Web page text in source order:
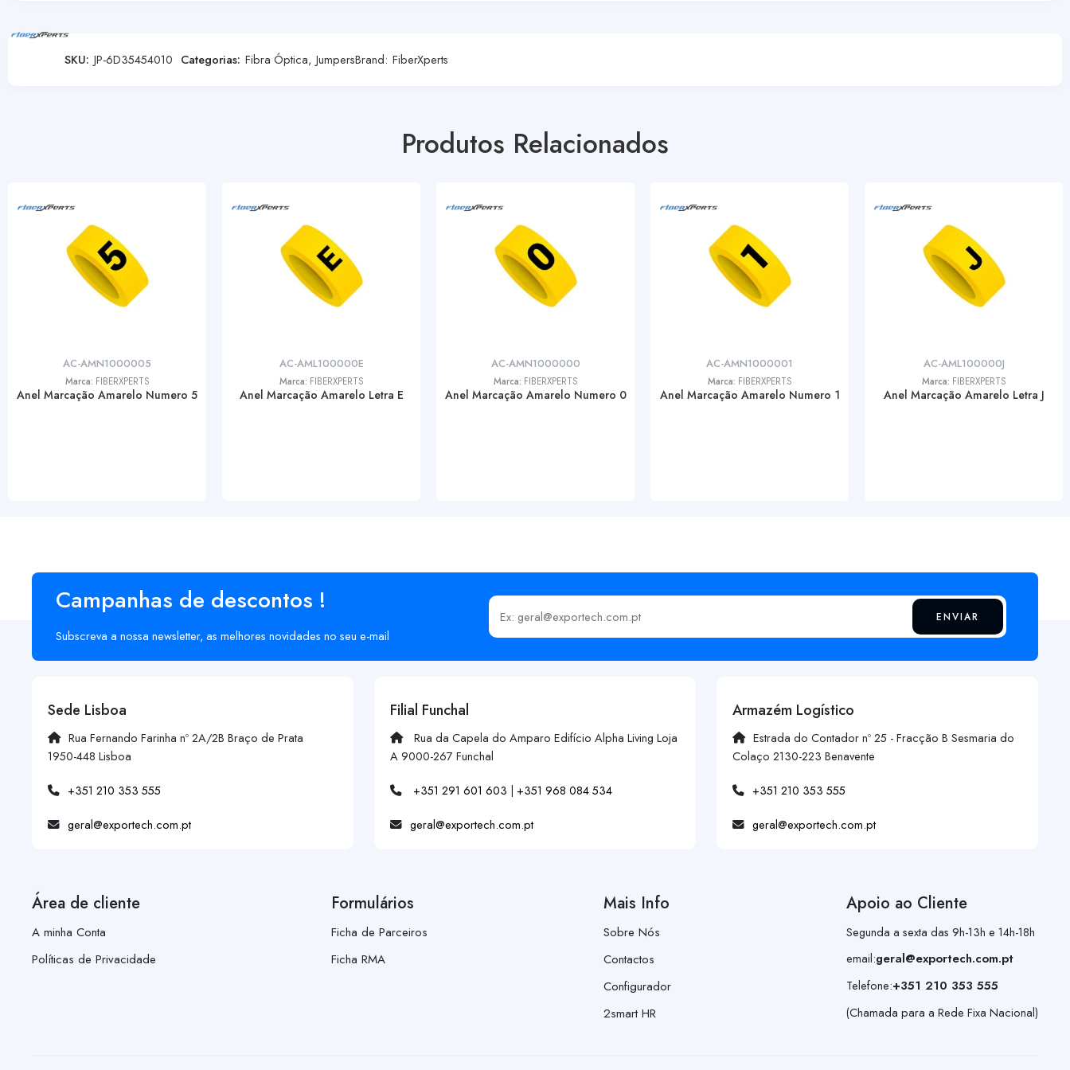
SKU: JP-6D35454010 Categorias: Fibra Óptica, JumpersBrand: FiberXperts
Produtos Relacionados
AC-AMN1000005
Marca: FIBERXPERTS
Anel Marcação Amarelo Numero 5
AC-AML100000E
Marca: FIBERXPERTS
Anel Marcação Amarelo Letra E
AC-AMN1000000
Marca: FIBERXPERTS
Anel Marcação Amarelo Numero 0
AC-AMN1000001
Marca: FIBERXPERTS
Anel Marcação Amarelo Numero 1
AC-AML100000J
Marca: FIBERXPERTS
Anel Marcação Amarelo Letra J
Campanhas de descontos !
Subscreva a nossa newsletter, as melhores novidades no seu e-mail
Insira o seu email ENVIAR
Sede Lisboa
Rua Fernando Farinha nº 2A/2B Braço de Prata
1950-448 Lisboa
+351 210 353 555
geral@exportech.com.pt
Filial Funchal
Rua da Capela do Amparo Edifício Alpha Living Loja
A 9000-267 Funchal
+351 291 601 603 | +351 968 084 534
geral@exportech.com.pt
Armazém Logístico
Estrada do Contador nº 25 - Fracção B Sesmaria do
Colaço 2130-223 Benavente
+351 210 353 555
geral@exportech.com.pt
Área de cliente
A minha Conta
Políticas de Privacidade
Formulários
Ficha de Parceiros
Ficha RMA
Mais Info
Sobre Nós
Contactos
Configurador
2smart HR
Apoio ao Cliente
Segunda a sexta das 9h-13h e 14h-18h
email:geral@exportech.com.pt
Telefone:+351 210 353 555
(Chamada para a Rede Fixa Nacional)